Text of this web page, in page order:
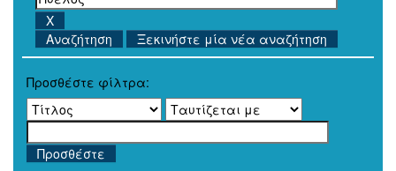
Ξεκινήστε μία νέα αναζήτηση
Προσθέστε φίλτρα: